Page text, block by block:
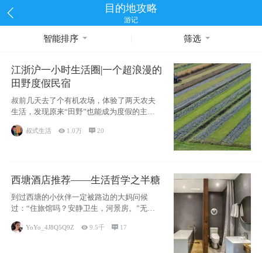
目的地攻略
游记
智能排序 筛选
江浙沪一小时生活圈|一个超浪漫的
田野度假民宿
叔前几天去了个有机农场，体验了两天农夫
生活，发现原来“田野”也能成为度假的主旋
律。江
叔式生活  1.0万 20
西塘酒店推荐——生活哲学之半糖
到过西塘的小伙伴一定被路边的大妈问候
过：“住旅馆吗？安静卫生，河景房。”无意
YoYo_4J8Q5Q9Z 9.5千  17